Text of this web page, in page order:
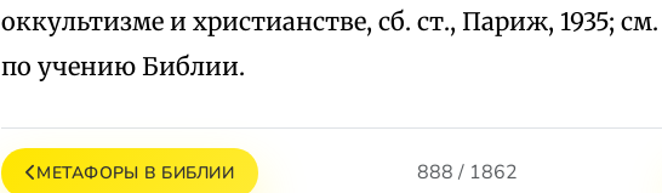
оккультизме и христианстве, сб. ст., Париж, 1935;
по учению Библии.
МЕТАФОРЫ В БИБЛИИ 888 / 1862